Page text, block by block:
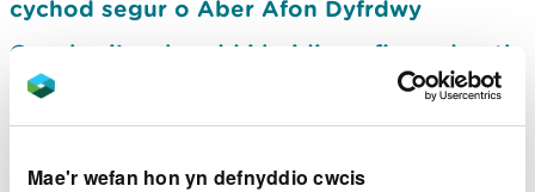
Mae'r wefan hon yn defnyddio cwcis
cychod segur o Aber Afon Dyfrdwy
Cynghori'r cyhoedd i beidio nofio ar draeth
Llangrannog oherwydd digwyddiad
llygredd
bŵer niwclear